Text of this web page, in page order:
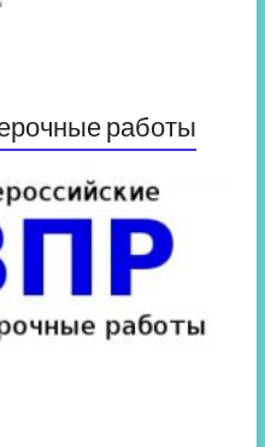
работы